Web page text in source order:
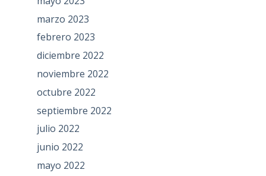
marzo 2023
febrero 2023
diciembre 2022
noviembre 2022
octubre 2022
septiembre 2022
julio 2022
junio 2022
mayo 2022